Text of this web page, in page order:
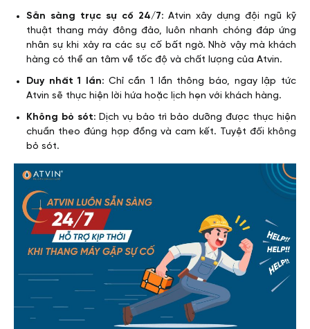
Sẵn sàng trực sự cố 24/7: Atvin xây dựng đội ngũ kỹ
thuật thang máy đông đảo, luôn nhanh chóng đáp ứng
nhân sự khi xảy ra các sự cố bất ngờ. Nhờ vậy mà khách
hàng có thể an tâm về tốc độ và chất lượng của Atvin.
Duy nhất 1 lần: Chỉ cần 1 lần thông báo, ngay lập tức
Atvin sẽ thực hiện lời hứa hoặc lịch hẹn với khách hàng.
Không bỏ sót: Dịch vụ bảo trì bảo dưỡng được thực hiện
chuẩn theo đúng hợp đồng và cam kết. Tuyệt đối không
bỏ sót.